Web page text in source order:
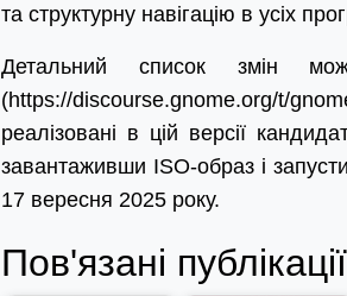
та структурну навігацію в усіх
Детальний список змін
(https://discourse.gnome.org/t/
реалізовані в цій версії
завантаживши ISO-образ і
17 вересня 2025 року.
Пов'язані